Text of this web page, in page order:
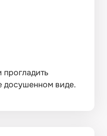
досушенном виде.